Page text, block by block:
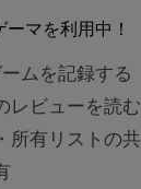
ーマを利用中！
ムを記録する
レビューを読む
所有リストの共
ビュー